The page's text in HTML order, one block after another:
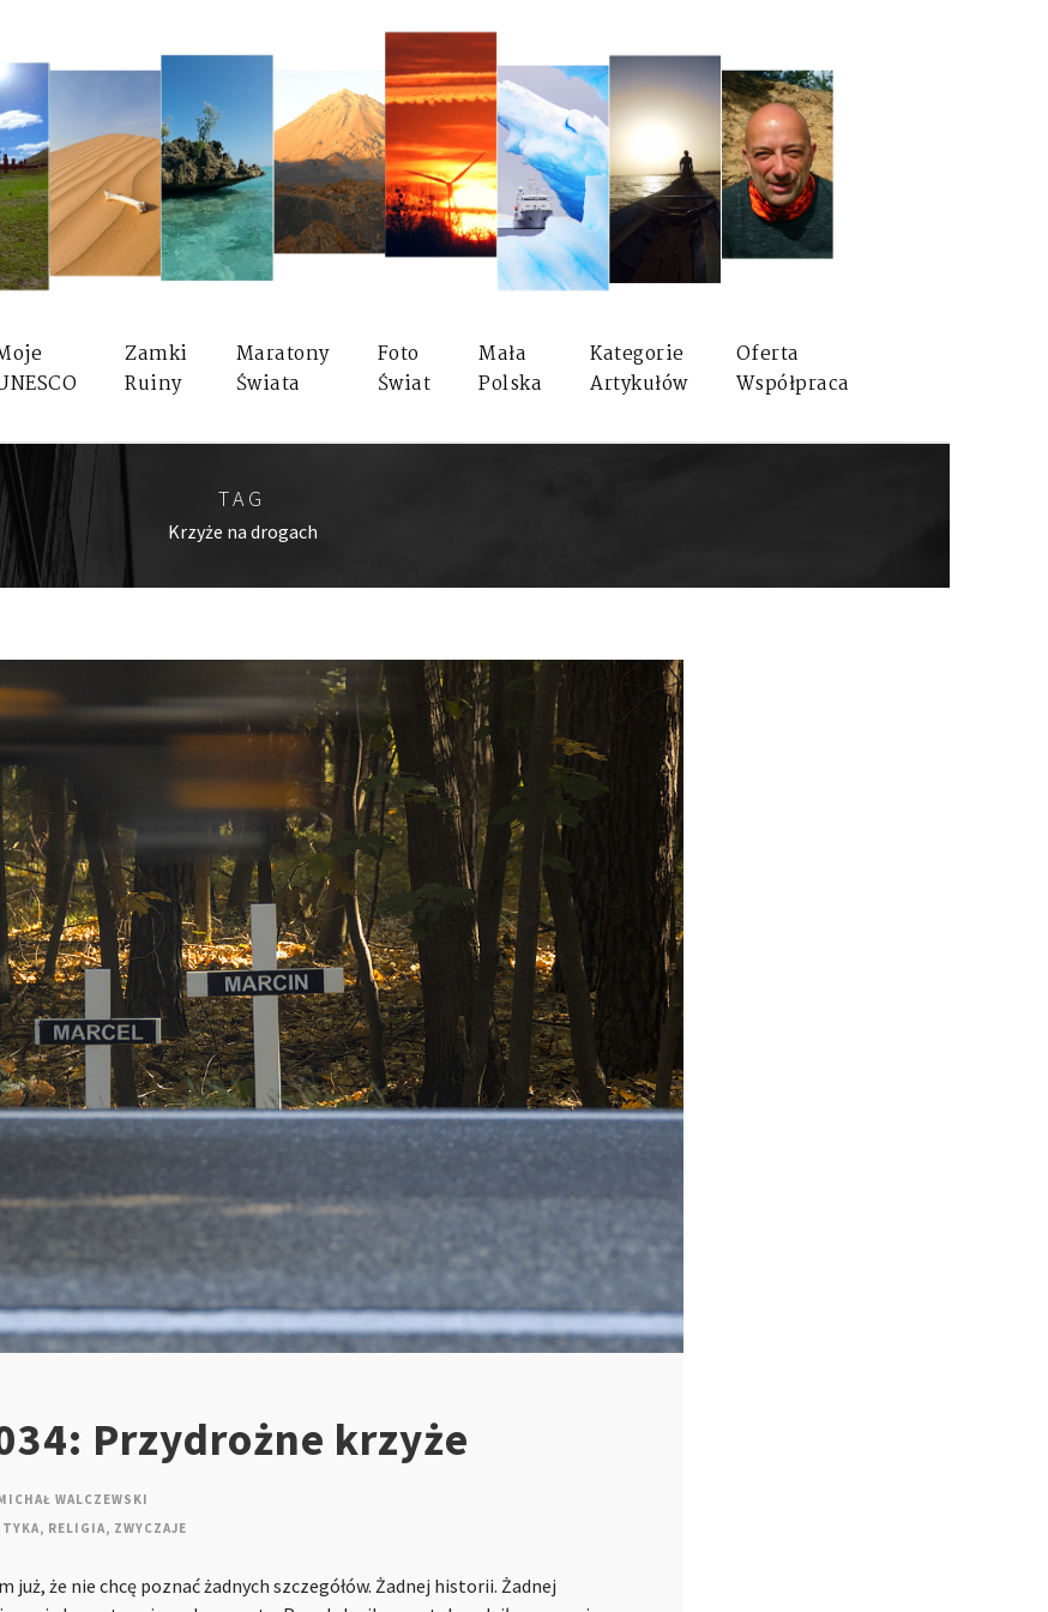
Zamki
Ruiny
Maratony
Świata
Foto
Świat
Mała
Polska
Kategorie
Artykułów
Oferta
Współpraca
TAG
Krzyże na drogach
Przydrożne krzyże
WALCZEWSKI
, RELIGIA, ZWYCZAJE
że nie chcę poznać żadnych szczegółów. Żadnej historii. Żadnej